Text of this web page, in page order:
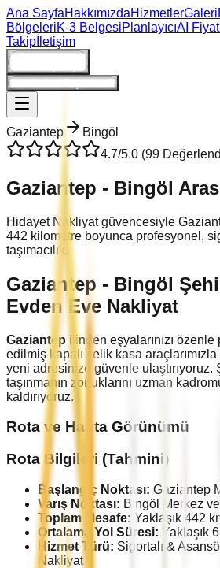
Ana SayfaHakkımızdaHizmetlerGaleri
BölgeleriK-3 BelgesiPlanlayıcıAI
Takip İletişim
Gaziantep
Bingöl
4.7/5.0 (99
Gaziantep - Bingöl
Hidayet Nakliyat güvencesiyle
442 kilometre boyunca profesyonel,
taşımacılık.
Gaziantep - Bingöl
Evden Eve Nakliyat
Gaziantep ilinden eşyalarınızı
edilmiş kapalı çelik kasa araçlarımızla
yeni adresinize güvenle ulaştırıyoruz.
taşınmanın zorluklarını uzman
kaldırıyoruz.
Rota ve Harita Görünümü
Rota Bilgileri (Tahmini)
Başlangıç Noktası: Gaziantep
Varış Noktası: Bingöl
Merkez
Toplam Mesafe: Yaklaşık 442
Ortalama Yol Süresi: Yaklaşık 6
Hizmet Türü: Sigortalı &
Nakliyat